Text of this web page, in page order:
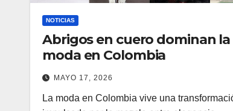
NOTICIAS
Abrigos en cuero dominan la
moda en Colombia
MAYO 17, 2026
La moda en Colombia vive una